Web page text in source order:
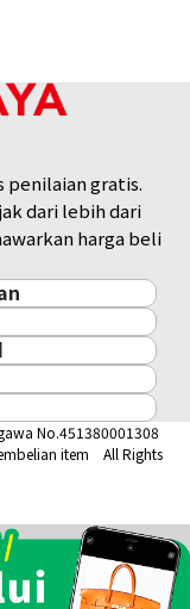
penilaian gratis.
dari lebih dari
harga beli
No.451380001308
item All Rights